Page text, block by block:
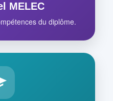
MELEC
du diplôme.